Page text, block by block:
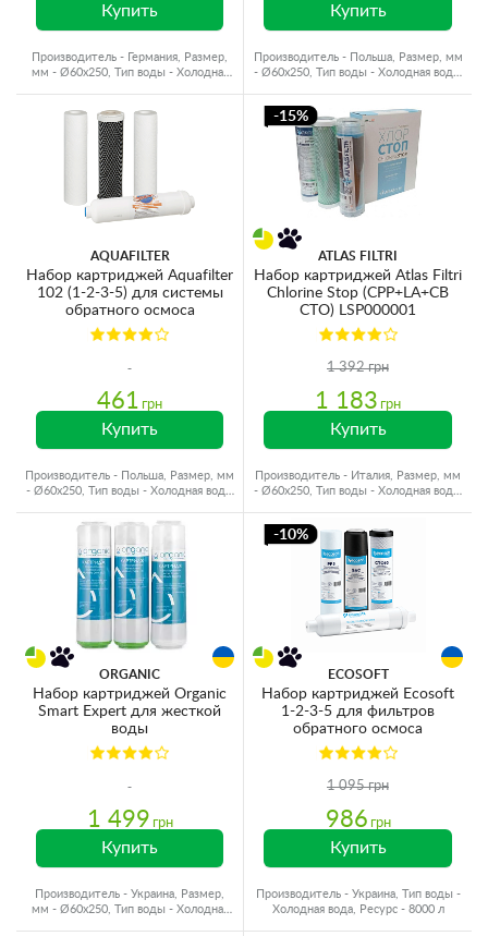
Купить
Производитель - Германия, Размер,
мм - Ø60x250, Тип воды - Холодная
Купить
Производитель - Польша, Размер, мм
- Ø60x250, Тип воды - Холодная вода,
AQUAFILTER
Набор картриджей Aquafilter
102 (1-2-3-5) для системы
обратного осмоса
461 грн
Купить
Производитель - Польша, Размер, мм
- Ø60x250, Тип воды - Холодная вода,
-15%
ATLAS FILTRI
Набор картриджей Atlas Filtri
Chlorine Stop (CPP+LA+CB
CTO) LSP000001
1 392 грн
1 183 грн
Купить
Производитель - Италия, Размер, мм
- Ø60x250, Тип воды - Холодная вода,
ORGANIC
Набор картриджей Organic
Smart Expert для жесткой
воды
1 499 грн
Купить
Производитель - Украина, Размер,
мм - Ø60x250, Тип воды - Холодная
-10%
ECOSOFT
Набор картриджей Ecosoft
1-2-3-5 для фильтров
обратного осмоса
1 095 грн
986 грн
Купить
Производитель - Украина, Тип воды -
Холодная вода, Ресурс - 8000 л